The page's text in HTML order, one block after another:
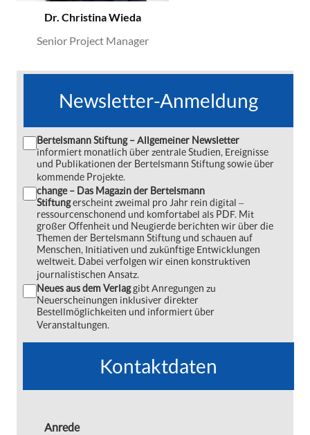
Dr. Christina Wieda
Senior Project Manager
Newsletter-Anmeldung
Bertelsmann Stiftung – Allgemeiner Newsletter
informiert monatlich über zentrale Studien, Ereignisse
und Publikationen der Bertelsmann Stiftung sowie über
kommende Projekte.
change – Das Magazin der Bertelsmann
Stiftungerscheint zweimal pro Jahr rein digital ‒
ressourcenschonend und komfortabel als PDF. Mit
großer Offenheit und Neugierde berichten wir über die
Themen der Bertelsmann Stiftung und schauen auf
Menschen, Initiativen und zukünftige Entwicklungen
weltweit. Dabei verfolgen wir einen konstruktiven
journalistischen Ansatz.
Neues aus dem Verlaggibt Anregungen zu
Neuerscheinungen inklusiver direkter
Bestellmöglichkeiten und informiert über
Veranstaltungen.
Kontaktdaten
Anrede